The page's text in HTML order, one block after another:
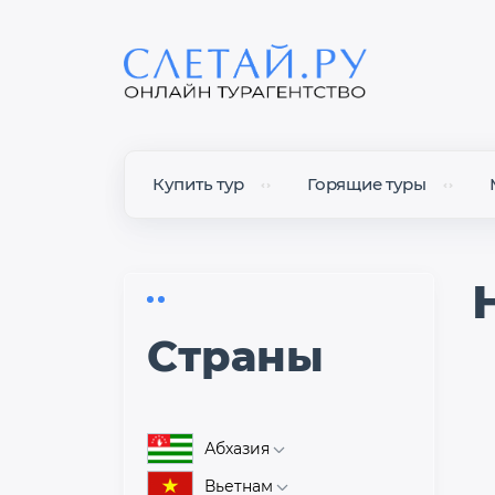
Купить тур Горящие туры
Cтраны
Абхазия
Об АбхазииВьетнам